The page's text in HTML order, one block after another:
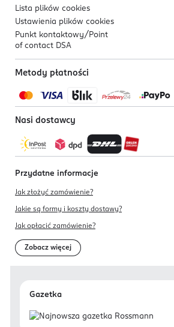
Lista plików cookies
Ustawienia plików cookies
Punkt kontaktowy/ Point
of contact DSA
Metody płatności
Nasi dostawcy
Przydatne informacje
Jak złożyć zamówienie?
Jakie są formy i koszty dostawy?
Jak opłacić zamówienie?
Zobacz więcej
Gazetka